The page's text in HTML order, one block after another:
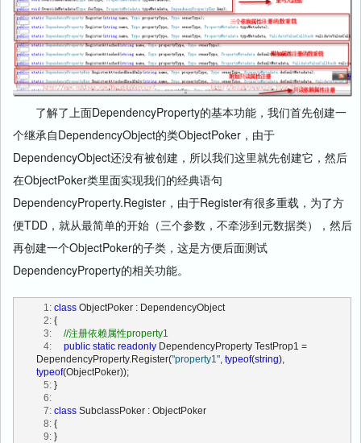
了解了上面DependencyProperty的基本功能，我们首先创建一
个继承自DependencyObject的类ObjectPoker，由于
DependencyObject还没有被创建，所以我们这里就先创建它，然后
在ObjectPoker类里面实现我们的经典语句
DependencyProperty.Register，由于Register有很多重载，为了方
便TDD，就从最简单的开始（三个参数，不牵涉到元数据类），然后
再创建一个ObjectPoker的子类，这是方便后面测试
DependencyProperty的相关功能。
   1:
class ObjectPoker : DependencyObject
   2:
{
   3:
//注册依赖属性property1
   4:
public static readonly DependencyProperty TestProp1 =
DependencyProperty.Register("property1" typeof(string
typeof(ObjectPoker));
   5:
}
   6:
   7:
class SubclassPoker : ObjectPoker
   8:
{
   9:
}